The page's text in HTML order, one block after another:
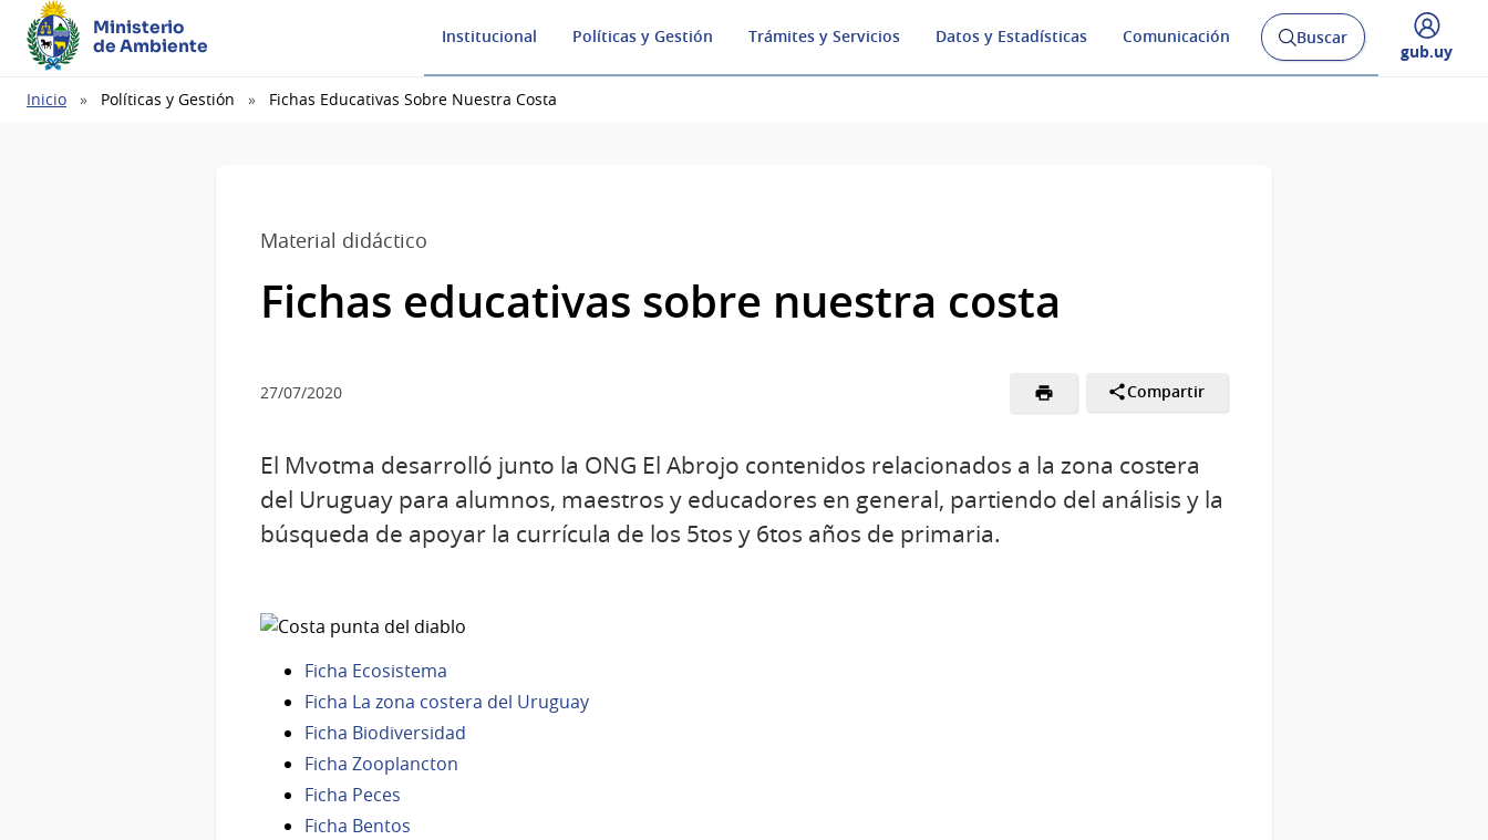
Ministerio
de Ambiente
Institucional Políticas y Gestión Trámites y Servicios Datos y Estadísticas Comunicación
Abrir
buscador
Buscar
Desplegar
gub.uy
Ruta
Inicio Políticas y Gestión Fichas Educativas Sobre Nuestra Costa
Material didáctico
Fichas educativas sobre nuestra costa
27/07/2020 Compartir
El Mvotma desarrolló junto la ONG El Abrojo contenidos relacionados a la zona costera
del Uruguay para alumnos, maestros y educadores en general, partiendo del análisis y la
búsqueda de apoyar la currícula de los 5tos y 6tos años de primaria.
Ficha Ecosistema
Ficha La zona costera del Uruguay
Ficha Biodiversidad
Ficha Zooplancton
Ficha Peces
Ficha Bentos